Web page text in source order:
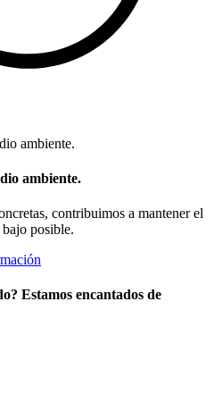
ambiente.
contribuimos a mantener el
posible.
Estamos encantados de